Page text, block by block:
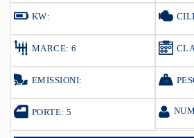
KW:
MARCE: 6
EMISSIONI:
PORTE: 5